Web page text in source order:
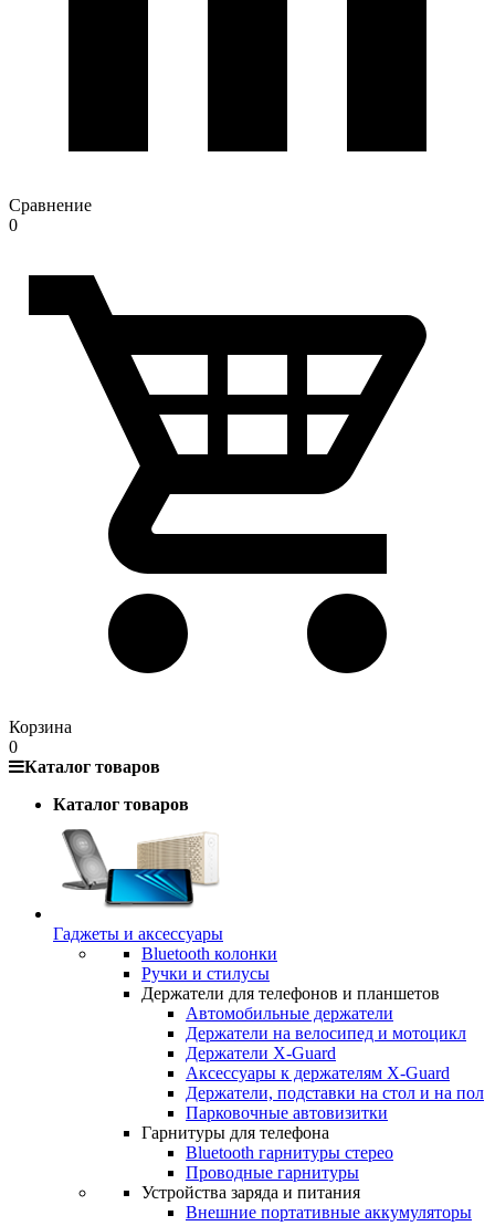
Сравнение
0
Корзина
0
Каталог товаров
Каталог товаров
Гаджеты и аксессуары
Bluetooth колонки
Ручки и стилусы
Держатели для телефонов и планшетов
Автомобильные держатели
Держатели на велосипед и мотоцикл
Держатели X-Guard
Аксессуары к держателям X-Guard
Держатели, подставки на стол и на пол
Парковочные автовизитки
Гарнитуры для телефона
Bluetooth гарнитуры стерео
Проводные гарнитуры
Устройства заряда и питания
Внешние портативные аккумуляторы